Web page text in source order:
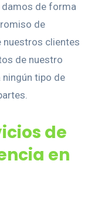
de forma
de
nuestros clientes
de nuestro
ningún tipo de
de
en